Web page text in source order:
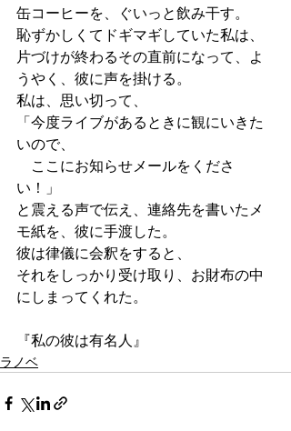
缶コーヒーを、ぐいっと飲み干す。
恥ずかしくてドギマギしていた私は、
片づけが終わるその直前になって、よ
うやく、彼に声を掛ける。
私は、思い切って、
「今度ライブがあるときに観にいきた
いので、
ここにお知らせメールをくださ
い！」
と震える声で伝え、連絡先を書いたメ
モ紙を、彼に手渡した。
彼は律儀に会釈をすると、
それをしっかり受け取り、お財布の中
にしまってくれた。
『私の彼は有名人』
ラノベ